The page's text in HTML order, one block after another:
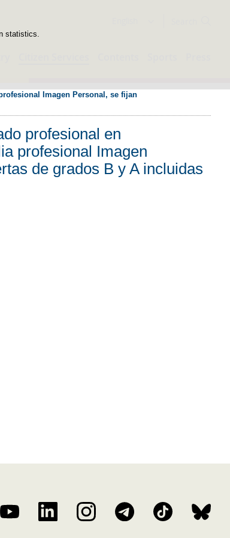
statistics.
Imagen Personal, se fijan
profesional en
profesional Imagen
de grados B y A incluidas